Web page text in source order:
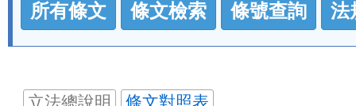
規
功
按
所有條文 條文檢索 條號查詢 法
立法總說明 條文對照表